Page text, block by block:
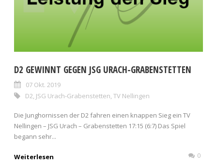
D2 GEWINNT GEGEN JSG URACH-GRABENSTETTEN
07 Okt. 2019
D2 JSG Urach-Grabenstetten TV Nellingen
Die Junghornissen der D2 fahren einen knappen Sieg ein TV
Nellingen – JSG Urach – Grabenstetten 17:15 (6:7) Das Spiel
begann sehr...
Weiterlesen 0